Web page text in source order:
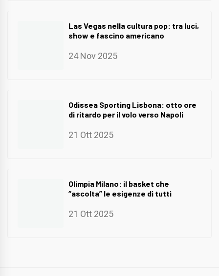
Las Vegas nella cultura pop: tra luci,
show e fascino americano
24 Nov 2025
Odissea Sporting Lisbona: otto ore
di ritardo per il volo verso Napoli
21 Ott 2025
Olimpia Milano: il basket che
“ascolta” le esigenze di tutti
21 Ott 2025